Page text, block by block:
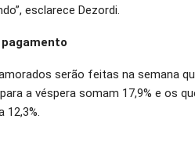
esclarece Dezordi.
serão feitas na semana
a véspera somam 17,9% e os
12,3%.